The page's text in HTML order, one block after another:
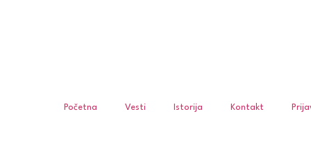
Početna Vesti Istorija Kontakt